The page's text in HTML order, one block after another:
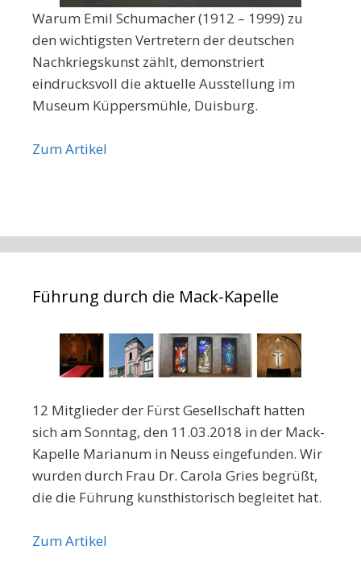
Warum Emil Schumacher (1912 – 1999) zu
den wichtigsten Vertretern der deutschen
Nachkriegskunst zählt, demonstriert
eindrucksvoll die aktuelle Ausstellung im
Museum Küppersmühle, Duisburg.
Zum Artikel
Führung durch die Mack-Kapelle
12 Mitglieder der Fürst Gesellschaft hatten
sich am Sonntag, den 11.03.2018 in der Mack-
Kapelle Marianum in Neuss eingefunden. Wir
wurden durch Frau Dr. Carola Gries begrüßt,
die die Führung kunsthistorisch begleitet hat.
Zum Artikel